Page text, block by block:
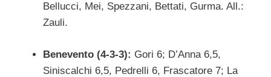
Bellucci, Mei, Spezzani, Bettati, Gurma. All.:
Zauli.
Benevento (4-3-3): Gori 6; D’Anna 6,5,
Siniscalchi 6,5, Pedrelli 6, Frascatore 7; La